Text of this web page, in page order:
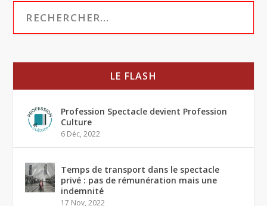
LE FLASH
Profession Spectacle devient Profession
Culture
6 Déc, 2022
Temps de transport dans le spectacle
privé : pas de rémunération mais une
indemnité
17 Nov, 2022